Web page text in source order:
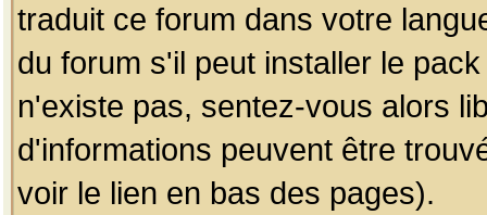
traduit ce forum dans votre
du forum s'il peut installer le
n'existe pas, sentez-vous alors
d'informations peuvent être
voir le lien en bas des pages).